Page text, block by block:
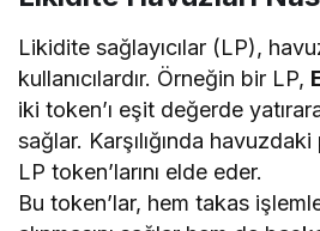
Likidite sağlayıcılar (LP),
kullanıcılardır. Örneğin bir LP,
iki token’ı eşit değerde
sağlar. Karşılığında havuzdaki
LP token’larını elde eder.
Bu token’lar, hem takas